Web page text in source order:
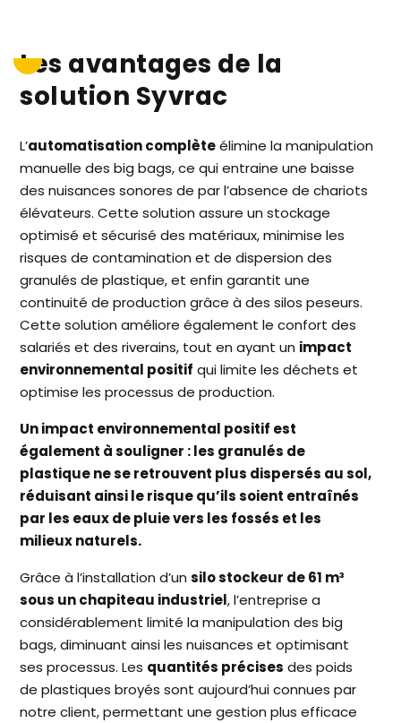
Les avantages de la
solution Syvrac
L’automatisation complèteélimine la manipulation
manuelle des big bags, ce qui entraine une baisse
des nuisances sonores de par l’absence de chariots
élévateurs. Cette solution assure un stockage
optimisé et sécurisé des matériaux, minimise les
risques de contamination et de dispersion des
granulés de plastique, et enfin garantit une
continuité de production grâce à des silos peseurs.
Cette solution améliore également le confort des
salariés et des riverains, tout en ayant un impact
environnemental positif qui limite les déchets et
optimise les processus de production.
Un impact environnemental positif est
également à souligner : les granulés de
plastique ne se retrouvent plus dispersés au sol,
réduisant ainsi le risque qu’ils soient entraînés
par les eaux de pluie vers les fossés et les
milieux naturels.
Grâce à l’installation d’unsilo stockeur de 61 m³
sous un chapiteau industriel, l’entreprise a
considérablement limité la manipulation des big
bags, diminuant ainsi les nuisances et optimisant
ses processus. Les quantités précises des poids
de plastiques broyés sont aujourd’hui connues par
notre client, permettant une gestion plus efficace